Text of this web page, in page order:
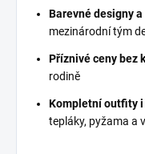
Barevné designy
mezinárodní tým
Příznivé ceny bez
rodině
Kompletní outfity
tepláky, pyžama a